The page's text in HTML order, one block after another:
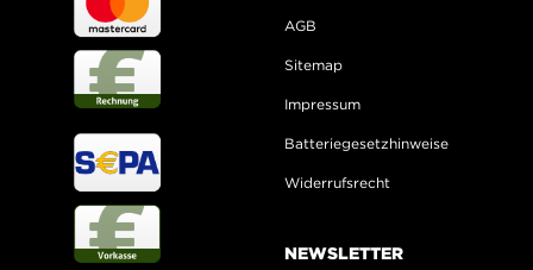
AGB
Sitemap
Impressum
Batteriegesetzhinweise
Widerrufsrecht
NEWSLETTER